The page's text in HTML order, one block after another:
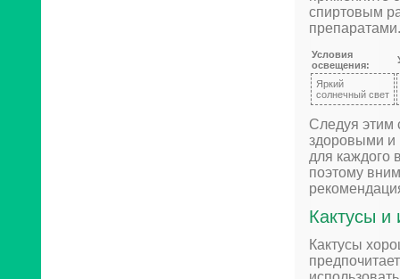
спиртовым
препаратами.
Условия
освещения:
Яркий
солнечный свет
Следуя этим
здоровыми и
для каждого
поэтому
Кактусы
Кактусы